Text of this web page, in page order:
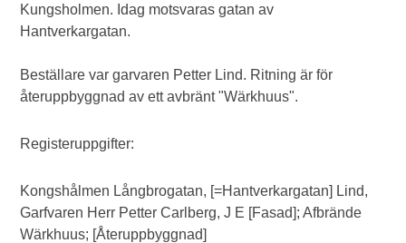
Kungsholmen. Idag motsvaras gatan av
Hantverkargatan.
Beställare var garvaren Petter Lind. Ritning är för
återuppbyggnad av ett avbränt "Wärkhuus".
Registeruppgifter:
Kongshålmen Långbrogatan, [=Hantverkargatan] Lind,
Garfvaren Herr Petter Carlberg, J E [Fasad]; Afbrände
Wärkhuus; [Återuppbyggnad]